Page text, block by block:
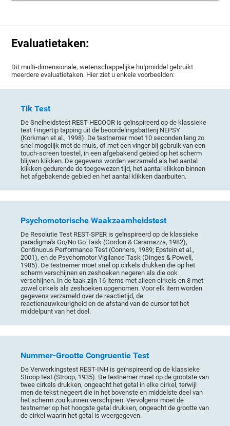
Evaluatietaken:
Dit multi-dimensionale, wetenschappelijke hulpmiddel gebruikt
meerdere evaluatietaken. Hier ziet u enkele voorbeelden:
Tik Test
De Snelheidstest REST-HECOOR is geïnspireerd op de klassieke
test Fingertip tapping uit de beoordelingsbatterij NEPSY
(Korkman et al., 1998). De testnemer moet 10 seconden lang zo
snel mogelijk met de muis, of met een vinger bij gebruik van een
touch-screen toestel, in een afgebakend gebied op het scherm
blijven klikken. De gegevens worden verzameld als het aantal
klikken gedurende de toegewezen tijd, het aantal klikken binnen
het afgebakende gebied en het aantal klikken daarbuiten.
Psychomotorische Waakzaamheidstest
De Resolutie Test REST-SPER is geïnspireerd op de klassieke
paradigma's Go/No Go Task (Gordon & Caramazza, 1982),
Continuous Performance Test (Conners, 1989; Epstein et al.,
2001), en de Psychomotor Vigilance Task (Dinges & Powell,
1985). De testnemer moet snel op cirkels drukken die op het
scherm verschijnen en zeshoeken negeren als die ook
verschijnen. In de taak zijn 16 items met alleen cirkels en 8 met
zowel cirkels als zeshoeken opgenomen. Voor elk item worden
gegevens verzameld over de reactietijd, de
reactienauwkeurigheid en de afstand van de cursor tot het
middelpunt van het doel.
Nummer-Grootte Congruentie Test
De Verwerkingstest REST-INH is geïnspireerd op de klassieke
Stroop test (Stroop, 1935). De testnemer moet op de grootste van
twee cirkels drukken, ongeacht het getal in elke cirkel, terwijl
men de tekst negeert die in het bovenste en middelste deel van
het scherm zou kunnen verschijnen. Vervolgens moet de
testnemer op het hoogste getal drukken, ongeacht de grootte van
de cirkel waarin het getal is weergegeven.